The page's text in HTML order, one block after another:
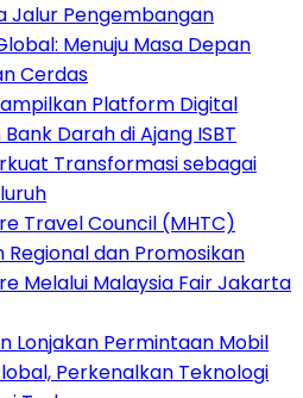
Jalur Pengembangan
Menuju Masa Depan
Cerdas
Platform Digital
Darah di Ajang ISBT
Transformasi sebagai
Travel Council (MHTC)
Regional dan Promosikan
Melalui Malaysia Fair Jakarta
Lonjakan Permintaan Mobil
Perkenalkan Teknologi